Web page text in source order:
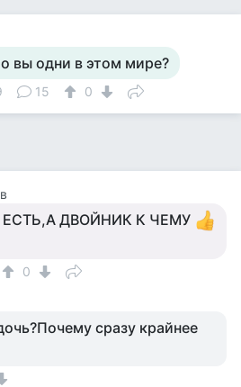
вы одни в этом мире?
15 0
ЕСТЬ,А ДВОЙНИК К ЧЕМУ
0
сразу крайнее